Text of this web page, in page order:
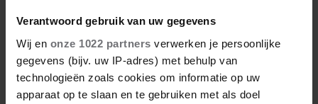
Verantwoord gebruik van uw gegevens
Wij en onze 1022 partners verwerken je persoonlijke
gegevens (bijv. uw IP-adres) met behulp van
technologieën zoals cookies om informatie op uw
apparaat op te slaan en te gebruiken met als doel
21 maart 2024